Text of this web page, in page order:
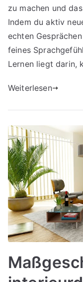
zu machen und
Indem du aktiv
echten
feines
Lernen liegt darin,
Weiterlesen